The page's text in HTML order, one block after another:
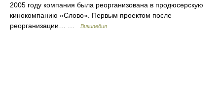
2005 году компания была реорганизована в продюсерскую
кинокомпанию «Слово». Первым проектом после
реорганизации… …
Википедия